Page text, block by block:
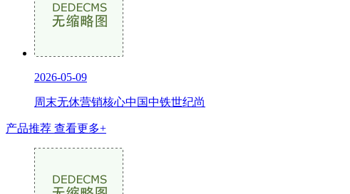
2026-05-09
周末无休营销核心中国中铁世纪尚
产品推荐 查看更多+